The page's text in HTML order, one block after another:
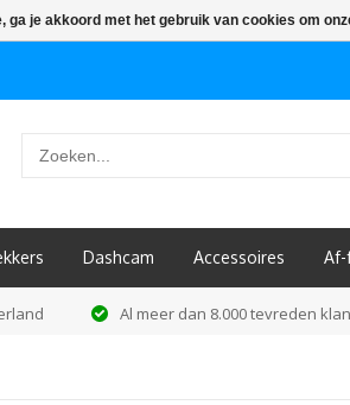
Dashcam Accessoires Af-
Al meer dan 8.000 tevreden
ga je akkoord met het gebruik van cookies om